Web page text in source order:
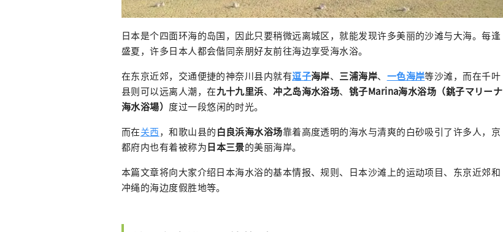
日本是个四面环海的岛国，因此只要稍微远离城区，就能发现许多美丽的沙滩与大海。每逢
盛夏，许多日本人都会偕同亲朋好友前往海边享受海水浴。
在东京近郊，交通便捷的神奈川县内就有逗子海岸、 三浦海岸、 一色海岸等沙滩，而在千叶
县则可以远离人潮，在九十九里浜、冲之岛海水浴场、 铫子Marina海水浴场（銚子マリーナ
海水浴場） 度过一段悠闲的时光。
而在关西，和歌山县的白良浜海水浴场靠着高度透明的海水与清爽的白砂吸引了许多人，京
都府内也有着被称为日本三景的美丽海岸。
本篇文章将向大家介绍日本海水浴的基本情报、规则、日本沙滩上的运动项目、东京近郊和
冲绳的海边度假胜地等。